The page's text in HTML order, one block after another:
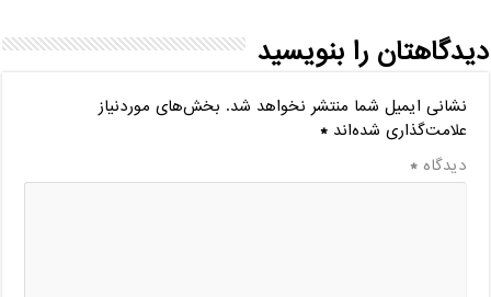
دیدگاهتان را بنویسید
نشانی ایمیل شما منتشر نخواهد شد. بخش‌های موردنیاز
علامت‌گذاری شده‌اند*
دیدگاه*